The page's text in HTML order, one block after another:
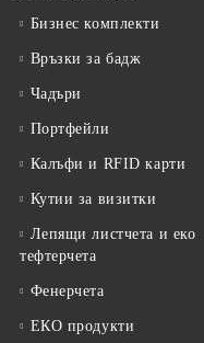
Бизнес комплекти
Връзки за бадж
Чадъри
Портфейли
Калъфи и RFID карти
Кутии за визитки
Лепящи листчета и еко
тефтeрчета
Фенерчета
ЕКО продукти